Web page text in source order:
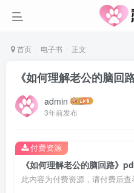
首页 电子书 正文
《如何理解老公的脑回
admin
3年前发布
《如何理解老公的脑回路》
此内容为付费资源，请付费后查
付费资源